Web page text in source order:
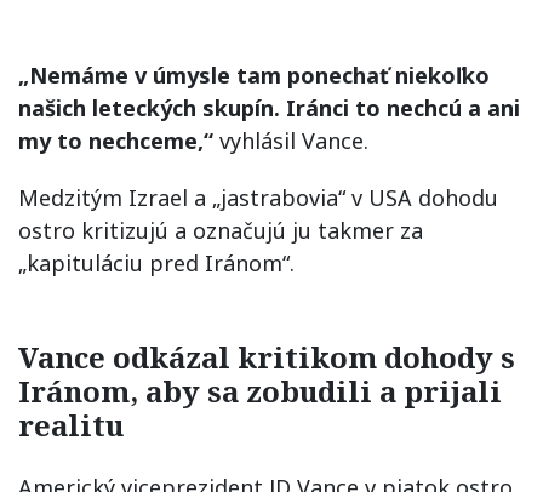
„Nemáme v úmysle tam ponechať niekoľko
našich leteckých skupín. Iránci to nechcú a ani
my to nechceme,“ vyhlásil Vance.
Medzitým Izrael a „jastrabovia“ v USA dohodu
ostro kritizujú a označujú ju takmer za
„kapituláciu pred Iránom“.
Vance odkázal kritikom dohody s
Iránom, aby sa zobudili a prijali
realitu